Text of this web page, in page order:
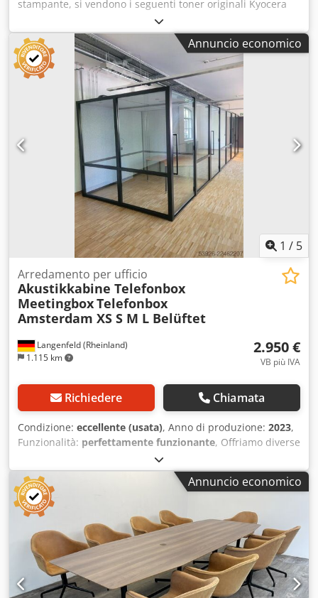
stampante, si vendono i seguenti toner originali Kyocera
TK-5150: 3 toner neri 3 toner gialli 2 toner ciano 3 toner
magenta Cedpfx Agezruuqofsrf Vendita con fattura,
pagamento anticipato. Prezzo richiesto: il 60% del prezzo
di listino.
Annuncio economico
1 / 5
Langenfeld (Rheinland)
1.115 km
Arredamento per ufficio
Akustikkabine Telefonbox
MeetingboxTelefonbox
Amsterdam XS S M L Belüftet
2.950 €
VB più IVA
Richiedere Chiamata
Condizione: eccellente (usata), Anno di produzione: 2023,
Funzionalità: perfettamente funzionante, Offriamo diverse
cabine di alta qualità per conferenze/riunioni/telefonate,
in buone condizioni. Il prezzo indicato nell’annuncio si
riferisce a una cabina telefonica Amsterdam XS, al netto,
resa franco fabbrica. Saremo lieti di fornirle un’offerta
personalizzata. In caso di acquisto di più unità, saranno
applicate condizioni specifiche. Tutte le cabine sono dotate
di due pareti chiuse e delle restanti pareti in vetro. Ogni
cabina è equipaggiata con illuminazione a LED
dimmerabile, ventilazione regolabile e prese da 230 V e
USB-C. Disponibilità: 4 Amsterdam XS: 128x128x240 cm
Annuncio economico